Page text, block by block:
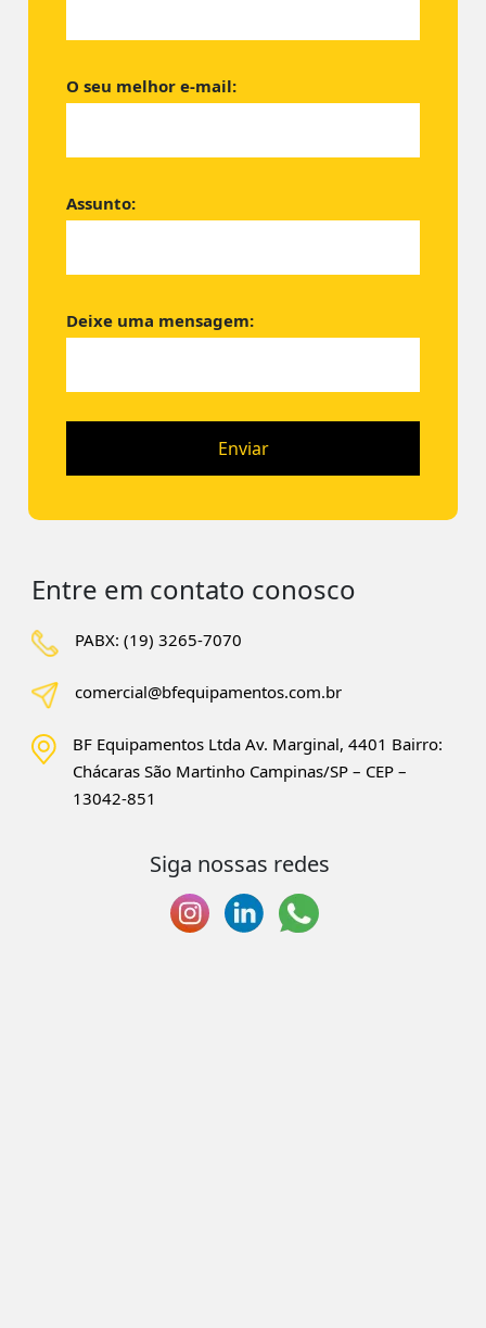
Entre em contato conosco
PABX: (19) 3265-7070
comercial@bfequipamentos.com.br
BF Equipamentos Ltda Av. Marginal, 4401 Bairro:
Chácaras São Martinho Campinas/SP – CEP –
13042-851
Siga nossas redes
O seu melhor e-mail:
Assunto:
Deixe uma mensagem: